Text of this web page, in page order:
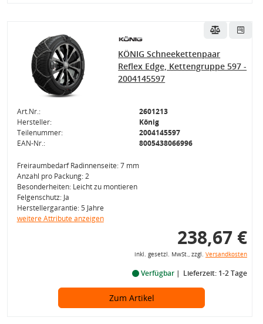
KÖNIG Schneekettenpaar
Reflex Edge, Kettengruppe 597 -
2004145597
Art.Nr.:
2601213
Hersteller:
König
Teilenummer:
2004145597
EAN-Nr.:
8005438066996
Freiraumbedarf Radinnenseite: 7 mm
Anzahl pro Packung: 2
Besonderheiten: Leicht zu montieren
Felgenschutz: Ja
Herstellergarantie: 5 Jahre
weitere Attribute anzeigen
238,67 €
inkl. gesetzl. MwSt., zzgl. Versandkosten
Verfügbar Lieferzeit: 1-2 Tage
Zum Artikel